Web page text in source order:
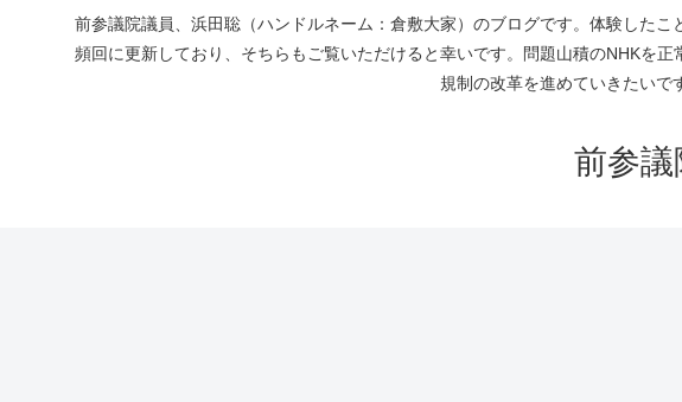
前参議院議員、浜田聡（ハンドルネーム：倉敷大家）のブログです。体験した
頻回に更新しており、そちらもご覧いただけると幸いです。問題山積のNHKを
規制の改革を進めていきたい
前参